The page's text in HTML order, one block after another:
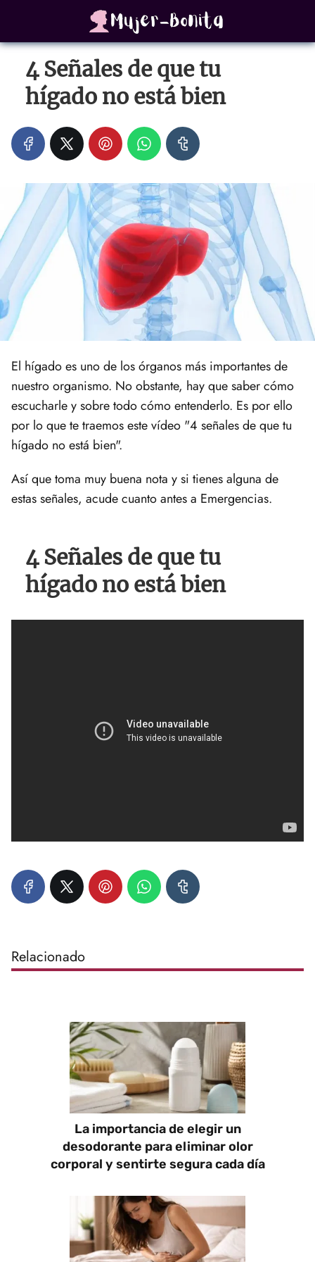
4 Señales de que tu
hígado no está bien
El hígado es uno de los órganos más importantes de
nuestro organismo. No obstante, hay que saber cómo
escucharle y sobre todo cómo entenderlo. Es por ello
por lo que te traemos este vídeo "4 señales de que tu
hígado no está bien".
Así que toma muy buena nota y si tienes alguna de
estas señales, acude cuanto antes a Emergencias.
4 Señales de que tu
hígado no está bien
Relacionado
La importancia de elegir un
desodorante para eliminar olor
corporal y sentirte segura cada día